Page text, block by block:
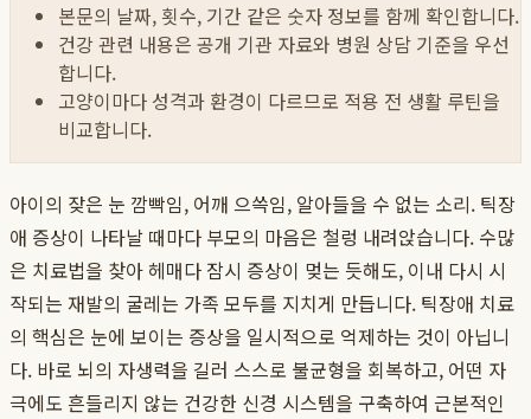
본문의 날짜, 횟수, 기간 같은 숫자 정보를 함께 확인합니다.
건강 관련 내용은 공개 기관 자료와 병원 상담 기준을 우선
합니다.
고양이마다 성격과 환경이 다르므로 적용 전 생활 루틴을
비교합니다.
아이의 잦은 눈 깜빡임, 어깨 으쓱임, 알아들을 수 없는 소리. 틱장
애 증상이 나타날 때마다 부모의 마음은 철렁 내려앉습니다. 수많
은 치료법을 찾아 헤매다 잠시 증상이 멎는 듯해도, 이내 다시 시
작되는 재발의 굴레는 가족 모두를 지치게 만듭니다. 틱장애 치료
의 핵심은 눈에 보이는 증상을 일시적으로 억제하는 것이 아닙니
다. 바로 뇌의 자생력을 길러 스스로 불균형을 회복하고, 어떤 자
극에도 흔들리지 않는 건강한 신경 시스템을 구축하여 근본적인